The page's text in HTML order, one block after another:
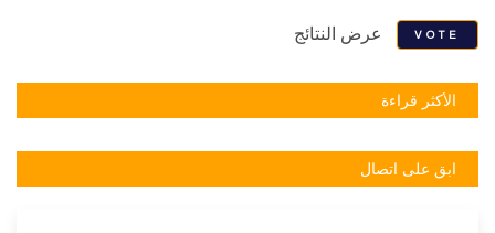
VOTE عرض النتائج
الأكثر قراءة
ابق على اتصال